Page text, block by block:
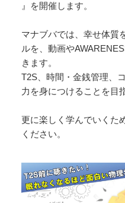
』を開催します。
マナブバでは、幸せ体質
ルを、動画や
きます。
T2S、時間・金銭管理、
力を身につけることを目
更に楽しく学んでいくた
ください。